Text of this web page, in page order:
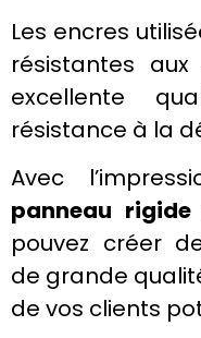
Les encres
résistantes aux
excellente
résistance à la
Avec
panneau rigide
pouvez créer
de grande
de vos clients